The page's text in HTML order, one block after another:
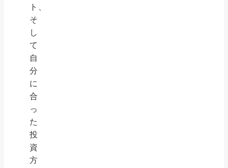
ト、
そ
し
て
自
分
に
合
っ
た
投
資
方